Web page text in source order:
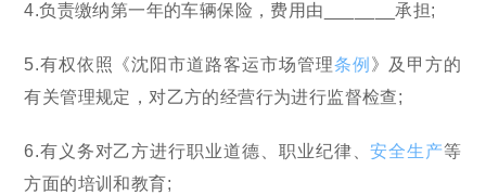
4.负责缴纳第一年的车辆保险，费用由_______承担;
5.有权依照《沈阳市道路客运市场管理条例 》及甲方的
有关管理规定，对乙方的经营行为进行监督检查;
6.有义务对乙方进行职业道德、职业纪律、安全生产等
方面的培训和教育;